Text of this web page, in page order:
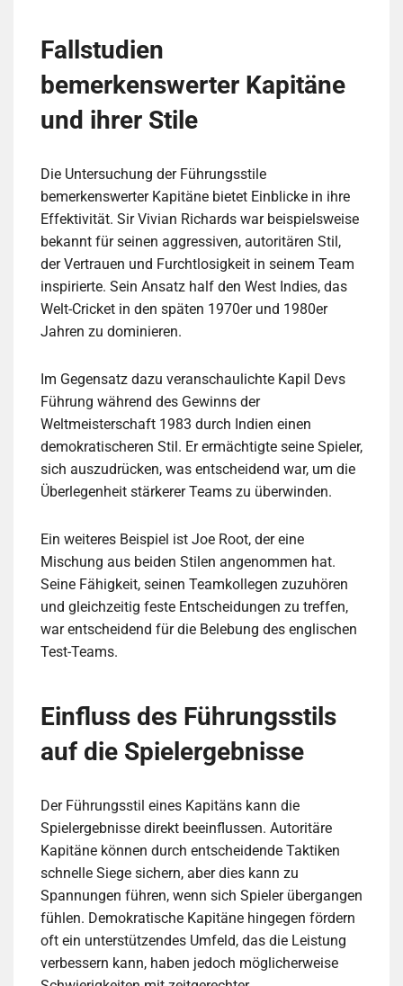
Fallstudien
bemerkenswerter Kapitäne
und ihrer Stile
Die Untersuchung der Führungsstile
bemerkenswerter Kapitäne bietet Einblicke in ihre
Effektivität. Sir Vivian Richards war beispielsweise
bekannt für seinen aggressiven, autoritären Stil,
der Vertrauen und Furchtlosigkeit in seinem Team
inspirierte. Sein Ansatz half den West Indies, das
Welt-Cricket in den späten 1970er und 1980er
Jahren zu dominieren.
Im Gegensatz dazu veranschaulichte Kapil Devs
Führung während des Gewinns der
Weltmeisterschaft 1983 durch Indien einen
demokratischeren Stil. Er ermächtigte seine Spieler,
sich auszudrücken, was entscheidend war, um die
Überlegenheit stärkerer Teams zu überwinden.
Ein weiteres Beispiel ist Joe Root, der eine
Mischung aus beiden Stilen angenommen hat.
Seine Fähigkeit, seinen Teamkollegen zuzuhören
und gleichzeitig feste Entscheidungen zu treffen,
war entscheidend für die Belebung des englischen
Test-Teams.
Einfluss des Führungsstils
auf die Spielergebnisse
Der Führungsstil eines Kapitäns kann die
Spielergebnisse direkt beeinflussen. Autoritäre
Kapitäne können durch entscheidende Taktiken
schnelle Siege sichern, aber dies kann zu
Spannungen führen, wenn sich Spieler übergangen
fühlen. Demokratische Kapitäne hingegen fördern
oft ein unterstützendes Umfeld, das die Leistung
verbessern kann, haben jedoch möglicherweise